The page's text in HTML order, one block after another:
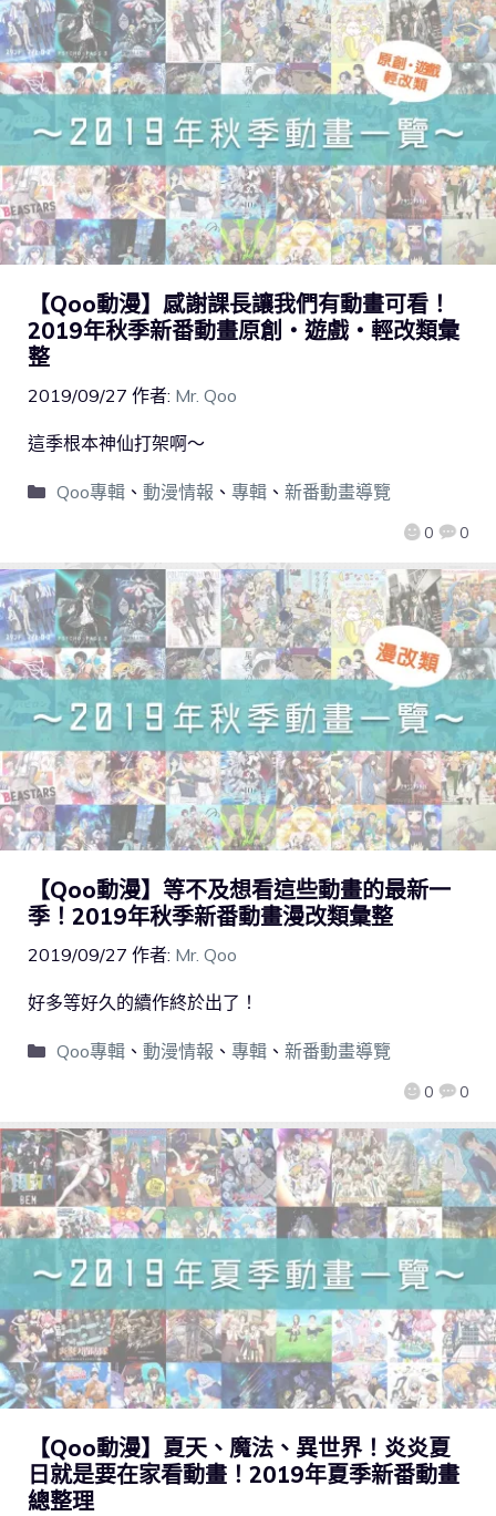
【Qoo動漫】感謝課長讓我們有動畫可看！
2019年秋季新番動畫原創・遊戲・輕改類彙
整
2019/09/27 作者: Mr. Qoo
0 0
這季根本神仙打架啊～
Qoo專輯、 動漫情報 、 專輯、 新番動畫導覽
【Qoo動漫】等不及想看這些動畫的最新一
季！2019年秋季新番動畫漫改類彙整
2019/09/27 作者: Mr. Qoo
0 0
好多等好久的續作終於出了！
Qoo專輯、 動漫情報 、 專輯、 新番動畫導覽
【Qoo動漫】夏天、魔法、異世界！炎炎夏
日就是要在家看動畫！2019年夏季新番動畫
總整理